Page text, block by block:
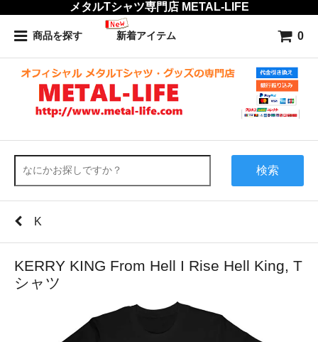
メタルTシャツ専門店 METAL-LIFE
商品を探す 新着アイテム 0
検索
K
KERRY KING From Hell I Rise Hell King, T
シャツ